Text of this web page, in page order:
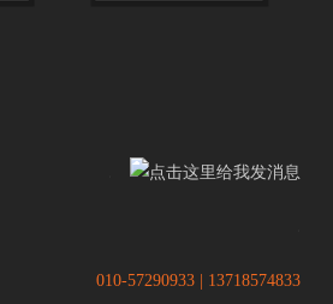
010-57290933 | 13718574833